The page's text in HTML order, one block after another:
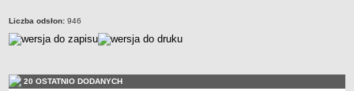
URZĄD GMINY
Dane teleadresowe
Czas pracy urzędu
Liczba odsłon: 946
20 OSTATNIO DODANYCH